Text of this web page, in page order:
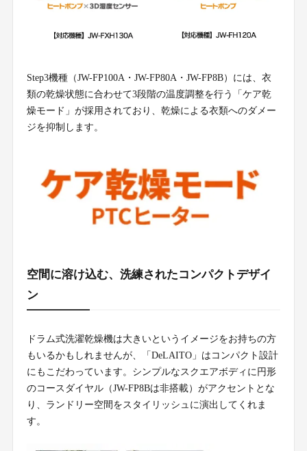
Step3機種（JW-FP100A・JW-FP80A・JW-FP8B）には、衣
類の乾燥状態に合わせて3段階の温度調整を行う「ケア乾
燥モード」が採用されており、乾燥による衣類へのダメー
ジを抑制します。
空間に溶け込む、洗練されたコンパクトデザイ
ン
ドラム式洗濯乾燥機は大きいというイメージをお持ちの方
もいるかもしれませんが、「DeLAITO」はコンパクト設計
にもこだわっています。シンプルなスクエアボディに円形
のコースダイヤル（JW-FP8Bは非搭載）がアクセントとな
り、ランドリー空間をスタイリッシュに演出してくれま
す。